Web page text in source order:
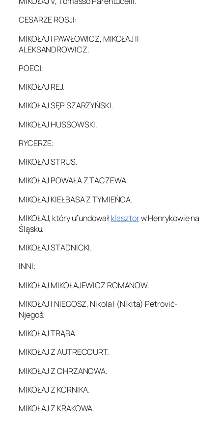
CESARZE ROSJI:
MIKOŁAJ I PAWŁOWICZ, MIKOŁAJ II
ALEKSANDROWICZ.
POECI:
MIKOŁAJ REJ.
MIKOŁAJ SĘP SZARZYŃSKI.
MIKOŁAJ HUSSOWSKI.
RYCERZE:
MIKOŁAJ STRUS.
MIKOŁAJ POWAŁA Z TACZEWA.
MIKOŁAJ KIEŁBASA Z TYMIEŃCA.
MIKOŁAJ, który ufundowałklasztorw Henrykowie na
Śląsku.
MIKOŁAJ STADNICKI.
INNI:
MIKOŁAJ MIKOŁAJEWICZ ROMANOW.
MIKOŁAJ I NIEGOSZ, Nikola I (Nikita) Petrović-
Njegoš.
MIKOŁAJ TRĄBA.
MIKOŁAJ Z AUTRECOURT.
MIKOŁAJ Z CHRZANOWA.
MIKOŁAJ Z KÓRNIKA.
MIKOŁAJ Z KRAKOWA.